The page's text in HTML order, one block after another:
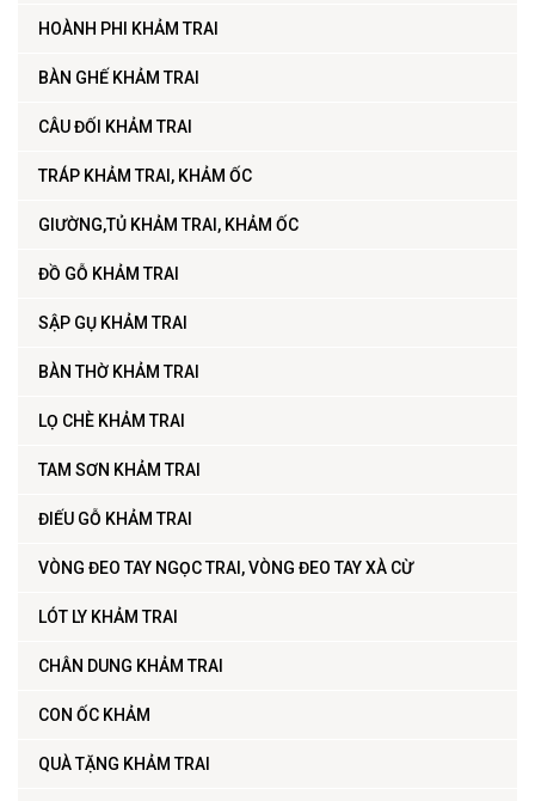
HOÀNH PHI KHẢM TRAI
BÀN GHẾ KHẢM TRAI
CÂU ĐỐI KHẢM TRAI
TRÁP KHẢM TRAI, KHẢM ỐC
GIƯỜNG,TỦ KHẢM TRAI, KHẢM ỐC
ĐỒ GỖ KHẢM TRAI
SẬP GỤ KHẢM TRAI
BÀN THỜ KHẢM TRAI
LỌ CHÈ KHẢM TRAI
TAM SƠN KHẢM TRAI
ĐIẾU GỖ KHẢM TRAI
VÒNG ĐEO TAY NGỌC TRAI, VÒNG ĐEO TAY XÀ CỪ
LÓT LY KHẢM TRAI
CHÂN DUNG KHẢM TRAI
CON ỐC KHẢM
QUÀ TẶNG KHẢM TRAI